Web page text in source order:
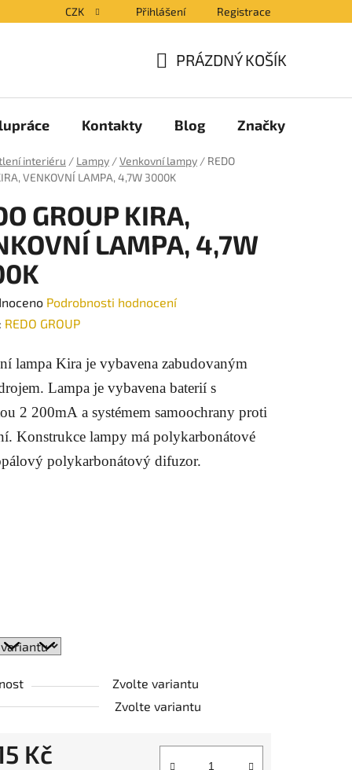
CZK Přihlášení Registrace
KOŠÍK
PRÁZDNÝ KOŠÍK
Kontakty Blog Značky
interiéru / Lampy /Venkovní lampy / REDO
VENKOVNÍ LAMPA, 4,7W 3000K
GROUP KIRA,
LAMPA, 4,7W
Podrobnosti hodnocení
REDO GROUP
lampa Kira je vybavena zabudovaným
Lampa je vybavena baterií s
2 200mA a systémem samoochrany proti
Konstrukce lampy má polykarbonátové
polykarbonátový difuzor.
Zvolte variantu
Zvolte variantu
Kč